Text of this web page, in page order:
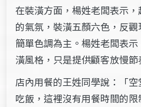
在裝潢方面，楊姓老闆表示
的氣氛，裝潢五顏六色，反
簡單色調為主。楊姓老闆表
潢風格，只是提供顧客放慢
店內用餐的王姓同學說：「
吃飯，這裡沒有用餐時間的